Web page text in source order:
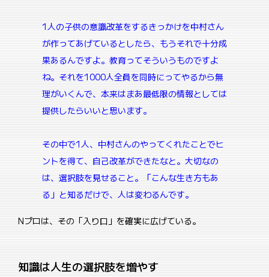
1人の子供の意識改革をするきっかけを中村さん
が作ってあげているとしたら、もうそれで十分成
果あるんですよ。教育ってそういうものですよ
ね。それを1000人全員を同時にってやるから無
理がいくんで、本来はまあ最低限の情報としては
提供したらいいと思います。
その中で1人、中村さんのやってくれたことでヒ
ントを得て、自己改革ができたなと。大切なの
は、選択肢を見せること。「こんな生き方もあ
る」と知るだけで、人は変わるんです。
Nプロは、その「入り口」を確実に広げている。
知識は人生の選択肢を増やす